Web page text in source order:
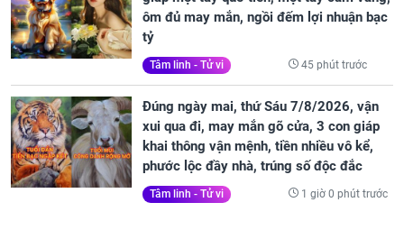
ôm đủ may mắn, ngồi đếm lợi nhuận bạc
tỷ
Tâm linh - Tử vi 45 phút trước
Đúng ngày mai, thứ Sáu 7/8/2026, vận
xui qua đi, may mắn gõ cửa, 3 con giáp
khai thông vận mệnh, tiền nhiều vô kể,
phước lộc đầy nhà, trúng số độc đắc
Tâm linh - Tử vi 1 giờ 0 phút trước